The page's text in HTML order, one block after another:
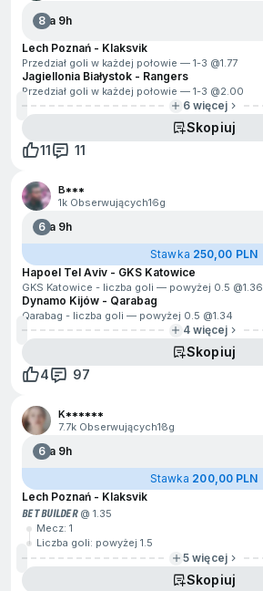
8Za 9h
Lech Poznań - Klaksvik
Przedział goli w każdej połowie — 1-3 @1.77
Jagiellonia Białystok - Rangers
Przedział goli w każdej połowie — 1-3 @2.00
6 więcej
Skopiuj
11
11
B***
1k Obserwujących16g
6Za 9h
Stawka 250,00 PLN
Hapoel Tel Aviv - GKS Katowice
GKS Katowice - liczba goli — powyżej 0.5 @1.36
Dynamo Kijów - Qarabag
Qarabag - liczba goli — powyżej 0.5 @1.34
4 więcej
Skopiuj
4
97
K******
7.7k Obserwujących18g
6Za 9h
Stawka 200,00 PLN
Lech Poznań - Klaksvik
BET BUILDER@ 1.35
Mecz: 1
Liczba goli: powyżej 1.5
5 więcej
Skopiuj